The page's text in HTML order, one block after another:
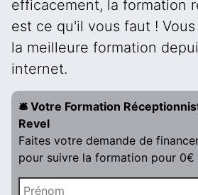
efficacement, la formation
est ce qu'il vous faut !
la meilleure formation
internet.
🛎️ Votre Formation
Revel
Faites votre demande de
pour suivre la formation pour 0€